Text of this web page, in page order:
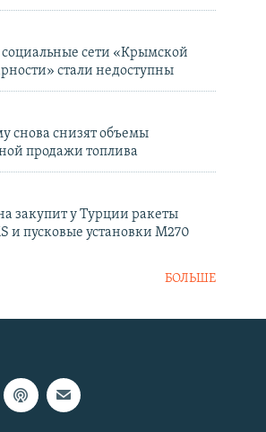
сети «Крымской
стали недоступны
снова снизят объемы
продажи топлива
закупит у Турции ракеты
и пусковые установки M270
БОЛЬШЕ